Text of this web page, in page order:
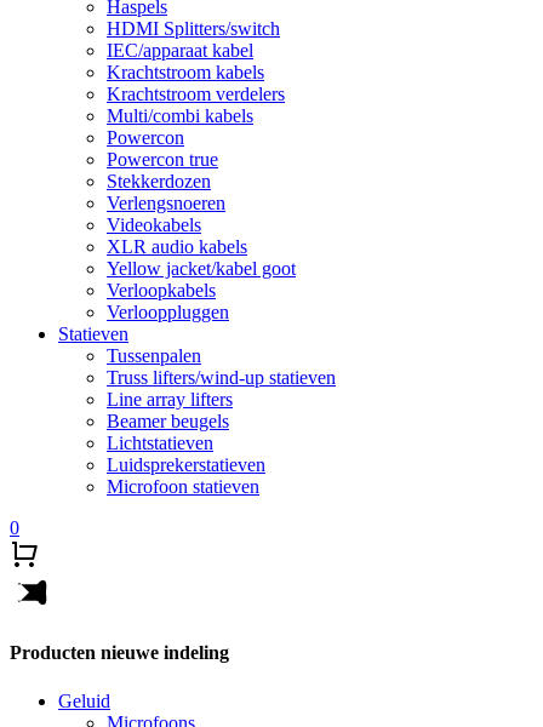
Haspels
HDMI Splitters/switch
IEC/apparaat kabel
Krachtstroom kabels
Krachtstroom verdelers
Multi/combi kabels
Powercon
Powercon true
Stekkerdozen
Verlengsnoeren
Videokabels
XLR audio kabels
Yellow jacket/kabel goot
Verloopkabels
Verlooppluggen
Statieven
Tussenpalen
Truss lifters/wind-up statieven
Line array lifters
Beamer beugels
Lichtstatieven
Luidsprekerstatieven
Microfoon statieven
0
Producten nieuwe indeling
Geluid
Microfoons